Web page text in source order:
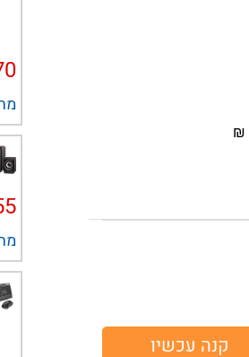
קנה עכשיו